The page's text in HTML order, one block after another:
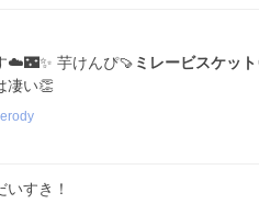
☁️🌃✨ 芋けんぴ🍠 ミレービスケット
凄い👏
すき！